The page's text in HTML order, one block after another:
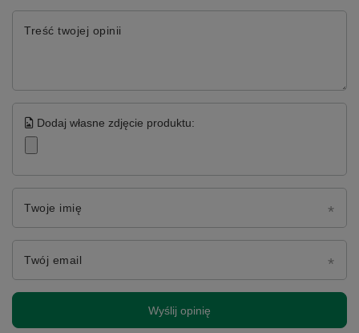
Treść twojej opinii
Dodaj własne zdjęcie produktu:
Twoje imię
Twój email
Wyślij opinię